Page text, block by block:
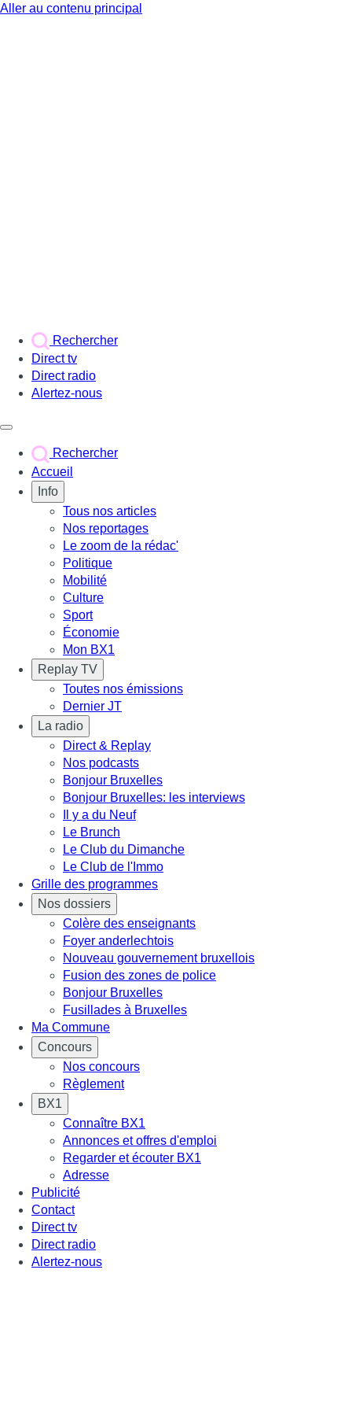
Aller au contenu principal
Rechercher
Direct tv
Direct radio
Alertez-nous
Rechercher
Accueil
Info
Tous nos articles
Nos reportages
Le zoom de la rédac'
Politique
Mobilité
Culture
Sport
Économie
Mon BX1
Replay TV
Toutes nos émissions
Dernier JT
La radio
Direct & Replay
Nos podcasts
Bonjour Bruxelles
Bonjour Bruxelles: les interviews
Il y a du Neuf
Le Brunch
Le Club du Dimanche
Le Club de l'Immo
Grille des programmes
Nos dossiers
Colère des enseignants
Foyer anderlechtois
Nouveau gouvernement bruxellois
Fusion des zones de police
Bonjour Bruxelles
Fusillades à Bruxelles
Ma Commune
Concours
Nos concours
Règlement
BX1
Connaître BX1
Annonces et offres d'emploi
Regarder et écouter BX1
Adresse
Publicité
Contact
Direct tv
Direct radio
Alertez-nous